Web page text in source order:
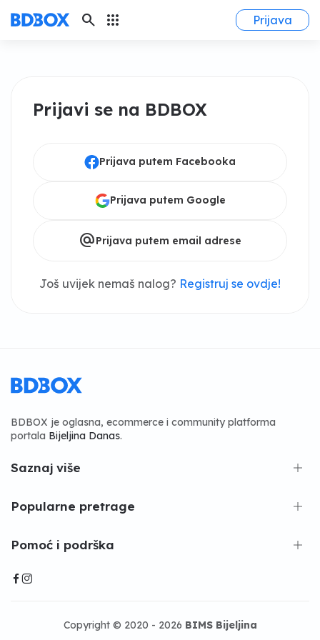
search apps Prijava
Prijavi se na BDBOX
Prijava putem Facebooka
Prijava putem Google
alternate_emailPrijava putem email adrese
Još uvijek nemaš nalog? Registruj se ovdje!
BDBOX je oglasna, ecommerce i community platforma
portala Bijeljina Danas.
Saznaj više
Popularne pretrage
Pomoć i podrška
Copyright © 2020 - 2026 BIMS Bijeljina